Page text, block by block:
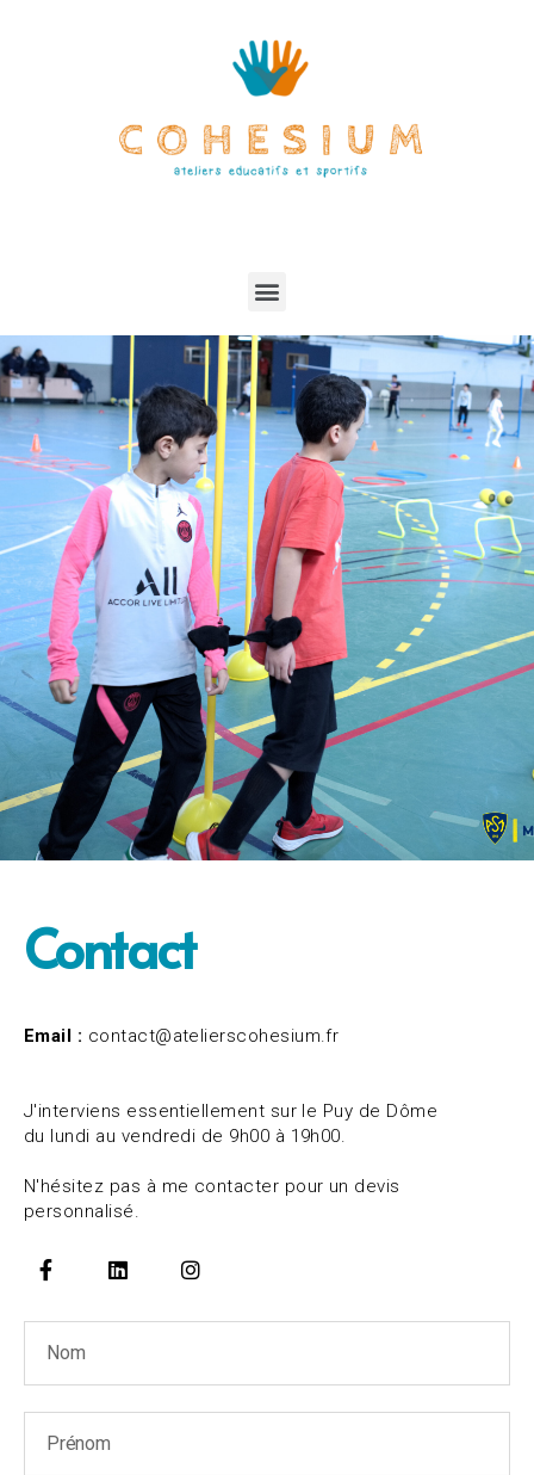
Contact
Email : contact@atelierscohesium.fr
J'interviens essentiellement sur le Puy de Dôme
du lundi au vendredi de 9h00 à 19h00.
N'hésitez pas à me contacter pour un devis
personnalisé.